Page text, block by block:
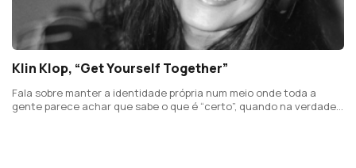
Klin Klop, “Get Yourself Together”
Fala sobre manter a identidade própria num meio onde toda a
gente parece achar que sabe o que é “certo”, quando na verdade,